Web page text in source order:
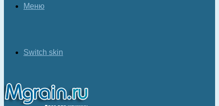
Меню
Switch skin